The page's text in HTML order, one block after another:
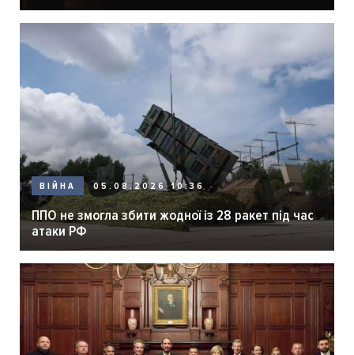
ВІЙНА 05.08.2026 10:36
ППО не змогла збити жодної із 28 ракет під час
атаки РФ